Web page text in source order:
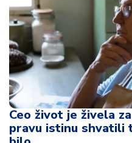
Ceo život je živela
pravu istinu shvatili